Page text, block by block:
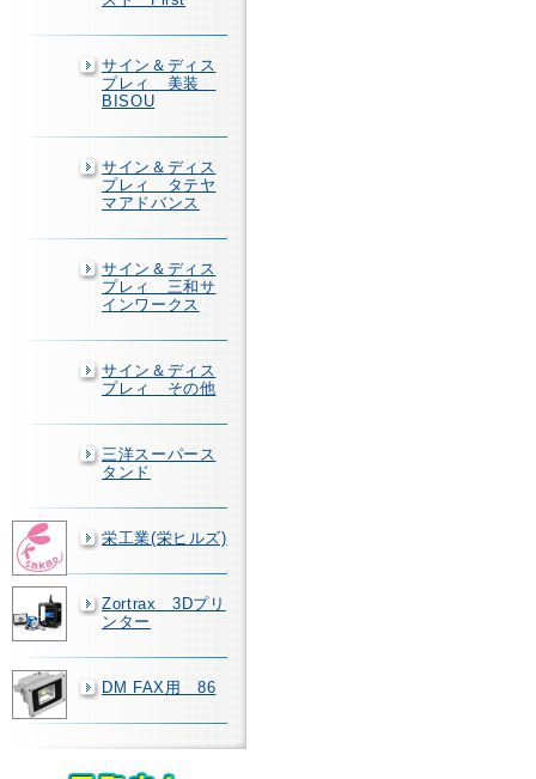
サイン＆ディス
プレィ 美装
BISOU
サイン＆ディス
プレィ タテヤ
マアドバンス
サイン＆ディス
プレィ 三和サ
インワークス
サイン＆ディス
プレィ その他
三洋スーパース
タンド
栄工業(栄ヒルズ)
Zortrax 3Dプリ
ンター
DM FAX用 86